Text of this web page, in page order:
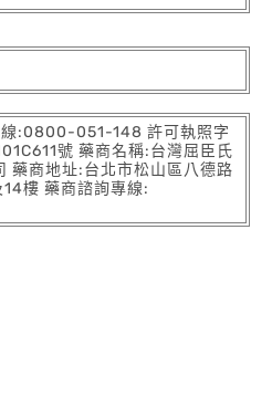
線:0800-051-148 許可執照字
號 藥商名稱:台灣屈臣氏
藥商地址:台北市松山區八德路
樓 藥商諮詢專線: